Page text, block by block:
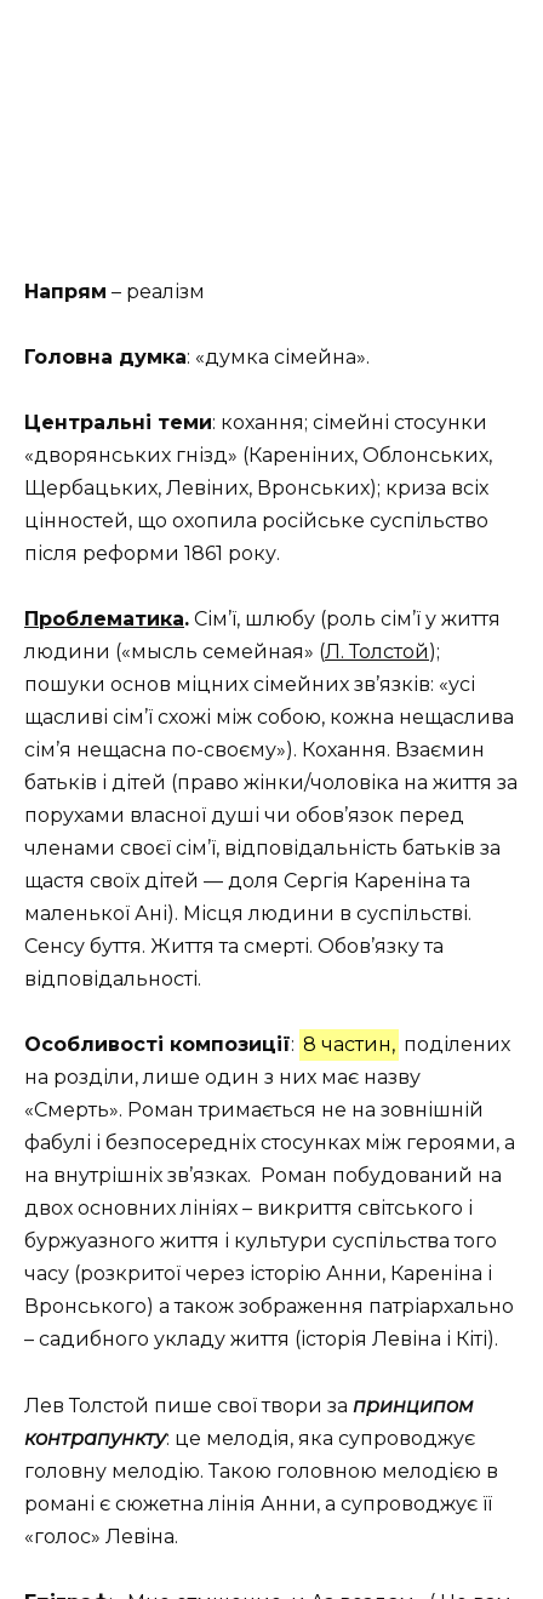
Напрям – реалізм
Головна думка: «думка сімейна».
Центральні теми: кохання; сімейні стосунки
«дворянських гнізд» (Кареніних, Облонських,
Щербацьких, Левіних, Вронських); криза всіх
цінностей, що охопила російське суспільство
після реформи 1861 року.
Проблематика. Сім’ї, шлюбу (роль сім’ї у життя
людини («мысль семейная» (Л. Толстой);
пошуки основ міцних сімейних зв’язків: «усі
щасливі сім’ї схожі між собою, кожна нещаслива
сім’я нещасна по-своєму»). Кохання. Взаємин
батьків і дітей (право жінки/чоловіка на життя за
порухами власної душі чи обов’язок перед
членами своєї сім’ї, відповідальність батьків за
щастя своїх дітей — доля Сергія Кареніна та
маленької Ані). Місця людини в суспільстві.
Сенсу буття. Життя та смерті. Обов’язку та
відповідальності.
Особливості композиції: 8 частин, поділених
на розділи, лише один з них має назву
«Смерть». Роман тримається не на зовнішній
фабулі і безпосередніх стосунках між героями, а
на внутрішніх зв’язках. Роман побудований на
двох основних лініях – викриття світського і
буржуазного життя і культури суспільства того
часу (розкритої через історію Анни, Кареніна і
Вронського) а також зображення патріархально
– садибного укладу життя (історія Левіна і Кіті).
Лев Толстой пише свої твори за принципом
контрапункту: це мелодія, яка супроводжує
головну мелодію. Такою головною мелодією в
романі є сюжетна лінія Анни, а супроводжує її
«голос» Левіна.